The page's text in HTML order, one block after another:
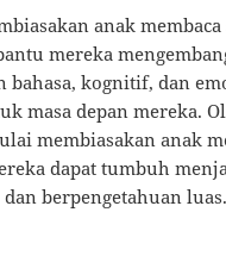
anak
mereka
bahasa, kognitif, dan
masa depan mereka.
membiasakan anak
dapat tumbuh
dan berpengetahuan luas.